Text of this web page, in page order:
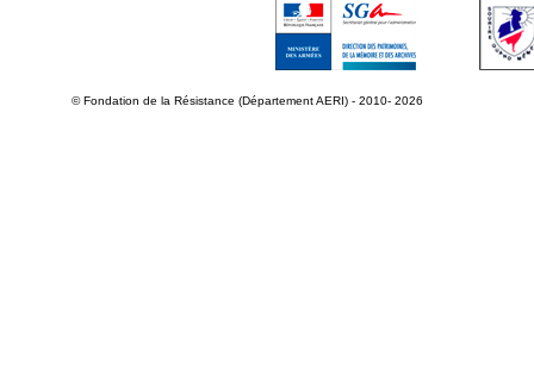
© Fondation de la Résistance (Département AERI) - 2010- 2026